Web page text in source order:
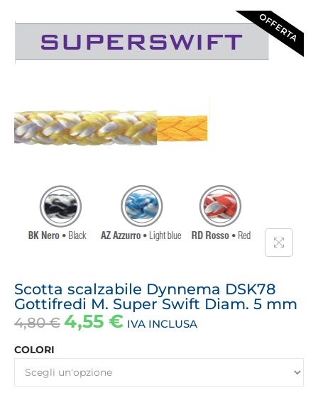
OFFERTA
Scotta scalzabile Dynnema DSK78
Gottifredi M. Super Swift Diam. 5 mm
4,80€ 4,55 € IVA INCLUSA
COLORI